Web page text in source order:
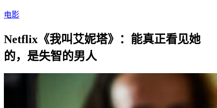
电影
Netflix《我叫艾妮塔》：能真正看见她
的，是失智的男人